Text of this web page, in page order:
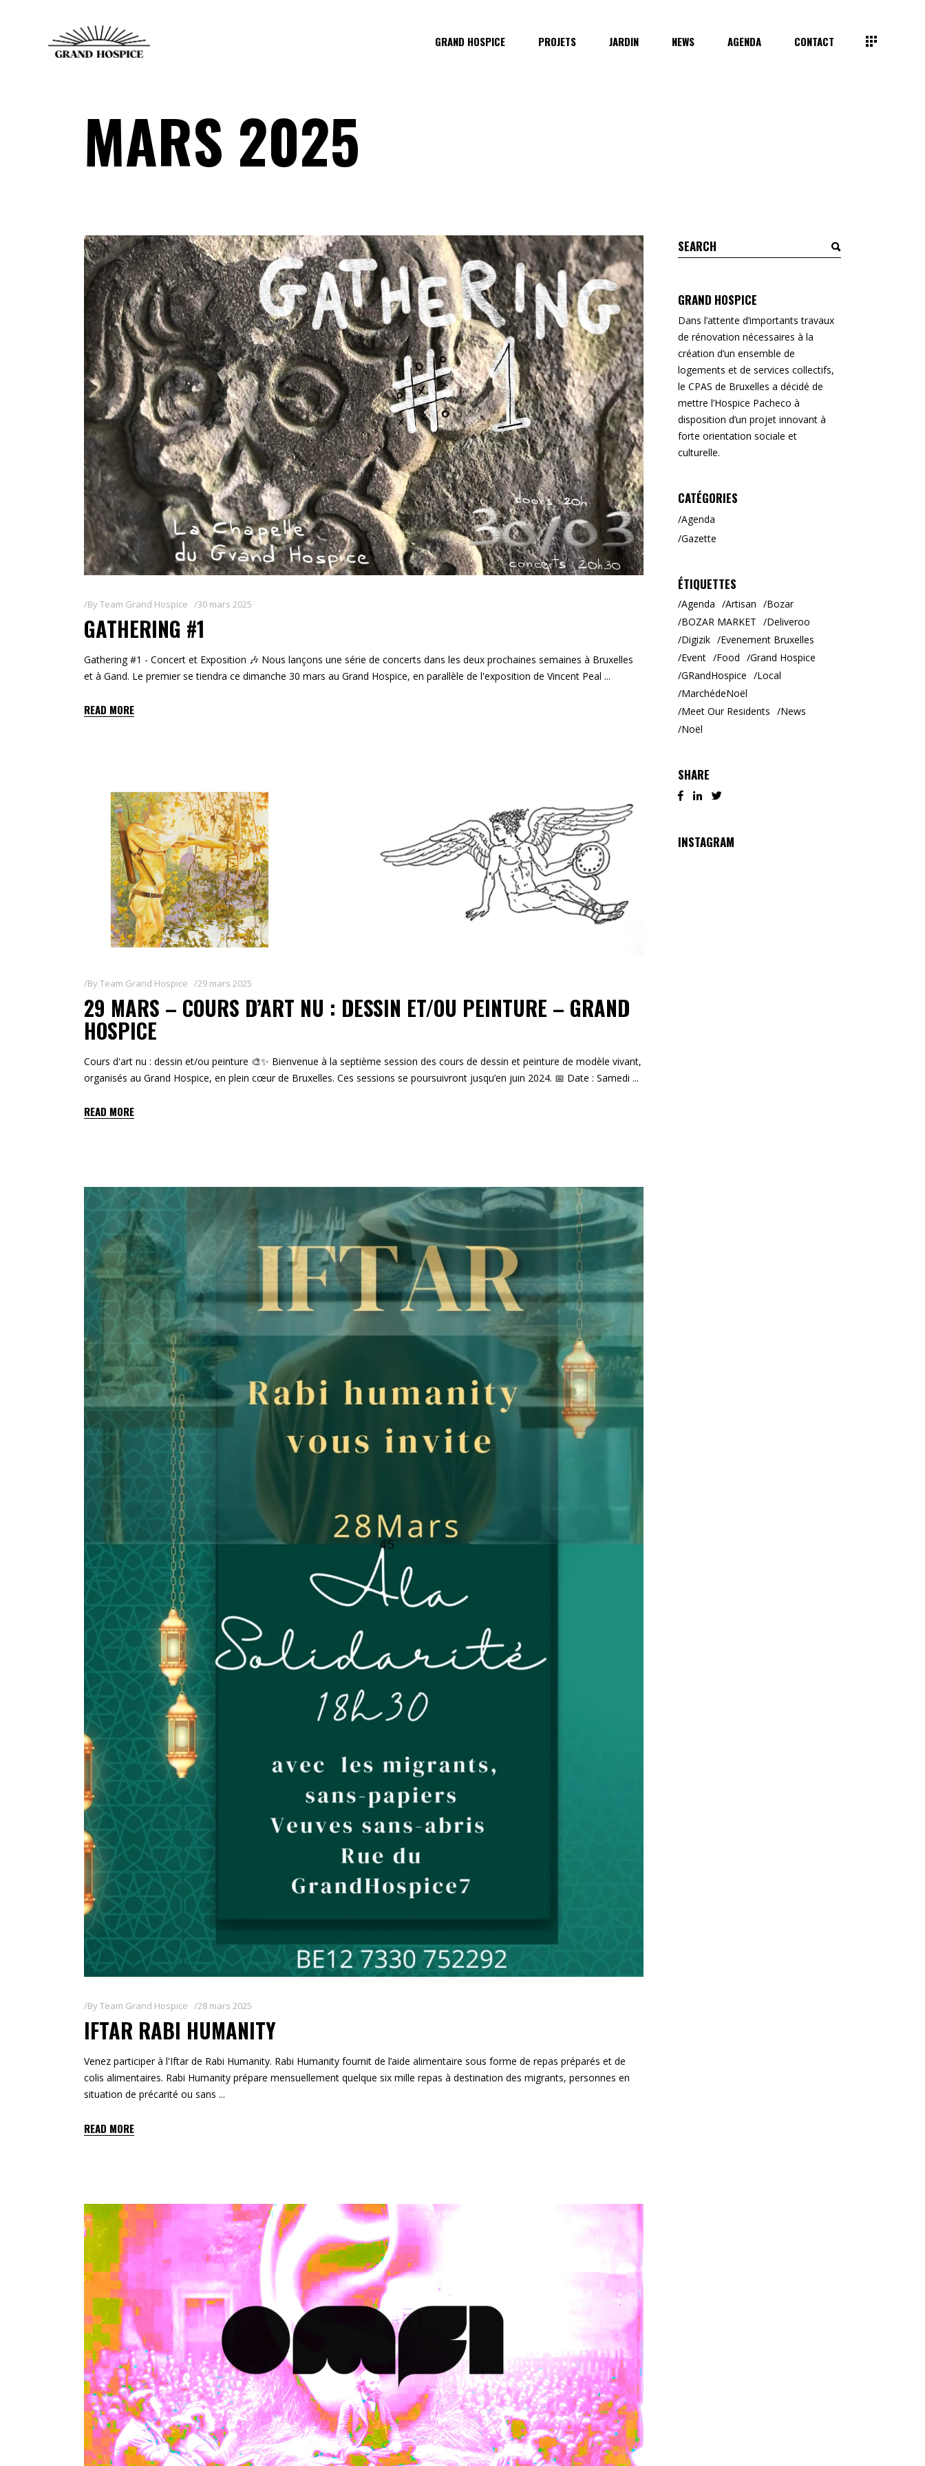
GRAND HOSPICE PROJETS JARDIN NEWS AGENDA CONTACT
MARS 2025
ByTeam Grand Hospice 30 mars 2025
GATHERING #1
Gathering #1 - Concert et Exposition 🎶 Nous lançons une série de concerts dans les deux prochaines semaines à Bruxelles
et à Gand. Le premier se tiendra ce dimanche 30 mars au Grand Hospice, en parallèle de l'exposition de Vincent Peal
READ MORE
ByTeam Grand Hospice 29 mars 2025
29 MARS – COURS D’ART NU : DESSIN ET/OU PEINTURE – GRAND
HOSPICE
Cours d'art nu : dessin et/ou peinture 🎨✨ Bienvenue à la septième session des cours de dessin et peinture de modèle vivant,
organisés au Grand Hospice, en plein cœur de Bruxelles. Ces sessions se poursuivront jusqu’en juin 2024. 📅 Date : Samedi
READ MORE
ByTeam Grand Hospice 28 mars 2025
IFTAR RABI HUMANITY
Venez participer à l'Iftar de Rabi Humanity. Rabi Humanity fournit de l’aide alimentaire sous forme de repas préparés et de
colis alimentaires. Rabi Humanity prépare mensuellement quelque six mille repas à destination des migrants, personnes en
situation de précarité ou sans
READ MORE
Search
for:
GRAND HOSPICE
Dans l’attente d’importants travaux
de rénovation nécessaires à la
création d’un ensemble de
logements et de services collectifs,
le CPAS de Bruxelles a décidé de
mettre l’Hospice Pacheco à
disposition d’un projet innovant à
forte orientation sociale et
culturelle.
CATÉGORIES
Agenda
Gazette
ÉTIQUETTES
Agenda Artisan
Bozar
BOZAR MARKET
Deliveroo
Digizik
Evenement Bruxelles
Event
Food
Grand Hospice
GRandHospice
Local
MarchédeNoël
Meet Our Residents
News
Noël
SHARE
INSTAGRAM